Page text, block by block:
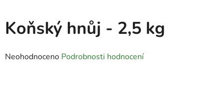
Koňský hnůj - 2,5 kg
Průměrné
Neohodnoceno Podrobnosti hodnocení